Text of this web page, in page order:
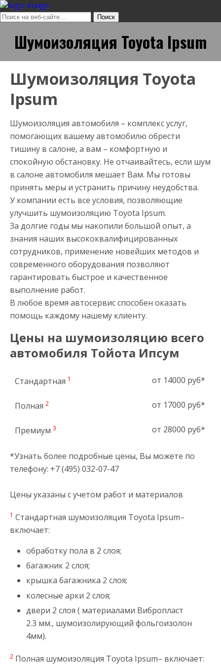
Шумоизоляция Toyota Ipsum
Шумоизоляция Toyota
Ipsum
Шумоизоляция автомобиля – комплекс услуг,
помогающих вашему автомобилю обрести
тишину в салоне, а вам – комфортную и
спокойную обстановку. Не отчаивайтесь, если шум
в салоне автомобиля мешает Вам. Мы готовы
принять меры и устранить причину неудобства.
У компании есть все условия, позволяющие
улучшить шумоизоляцию Toyota Ipsum.
За долгие годы мы накопили большой опыт, а
знания наших высококвалифицированных
сотрудников, применение новейших методов и
современного оборудования позволяют
гарантировать быстрое и качественное
выполнение работ.
В любое время автосервис способен оказать
помощь каждому нашему клиенту.
Цены на шумоизоляцию всего
автомобиля Тойота Ипсум
Стандартная 1 от 14000 руб*
Полная 2 от 17000 руб*
Премиум 3 от 28000 руб*
*Узнать более подробные цены, Вы можете по
телефону: +7 (495) 032-07-47
Цены указаны с учетом работ и материалов
1 Стандартная шумоизоляция Toyota Ipsum–
включает:
обработку пола в 2 слоя;
багажник 2 слоя;
крышка багажника 2 слоя;
колесные арки 2 слоя;
двери 2 слоя ( материалами Вибропласт
2.3 мм., шумоизолирующий фольгоизолон
4мм).
2 Полная шумоизоляция Toyota Ipsum– включает: